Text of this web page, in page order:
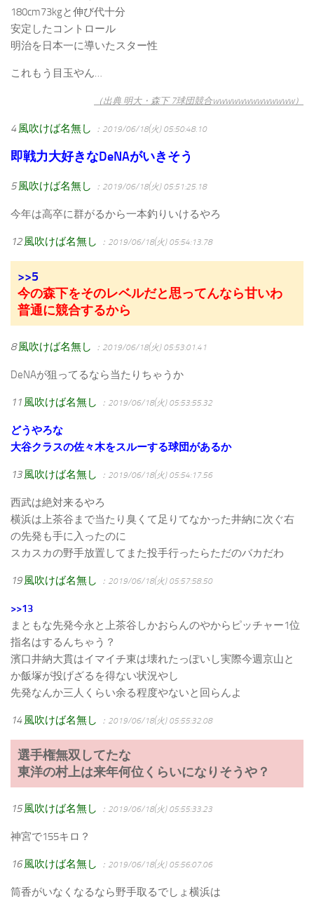
180cm73kgと伸び代十分
安定したコントロール
明治を日本一に導いたスター性
これもう目玉やん…
（出典 明大・森下 7球団競合wwwwwwwwwwwww）
4 風吹けば名無し ：2019/06/18(火) 05:50:48.10
即戦力大好きなDeNAがいきそう
5 風吹けば名無し ：2019/06/18(火) 05:51:25.18
今年は高卒に群がるから一本釣りいけるやろ
12 風吹けば名無し ：2019/06/18(火) 05:54:13.78
>>5
今の森下をそのレベルだと思ってんなら甘いわ
普通に競合するから
8 風吹けば名無し ：2019/06/18(火) 05:53:01.41
DeNAが狙ってるなら当たりちゃうか
11 風吹けば名無し ：2019/06/18(火) 05:53:55.32
どうやろな
大谷クラスの佐々木をスルーする球団があるか
13 風吹けば名無し ：2019/06/18(火) 05:54:17.56
西武は絶対来るやろ
横浜は上茶谷まで当たり臭くて足りてなかった井納に次ぐ右
の先発も手に入ったのに
スカスカの野手放置してまた投手行ったらただのバカだわ
19 風吹けば名無し ：2019/06/18(火) 05:57:58.50
>>13
まともな先発今永と上茶谷しかおらんのやからピッチャー1位
指名はするんちゃう？
濱口井納大貫はイマイチ東は壊れたっぽいし実際今週京山と
か飯塚が投げざるを得ない状況やし
先発なんか三人くらい余る程度やないと回らんよ
14 風吹けば名無し ：2019/06/18(火) 05:55:32.08
選手権無双してたな
東洋の村上は来年何位くらいになりそうや？
15 風吹けば名無し ：2019/06/18(火) 05:55:33.23
神宮で155キロ？
16 風吹けば名無し ：2019/06/18(火) 05:56:07.06
筒香がいなくなるなら野手取るでしょ横浜は